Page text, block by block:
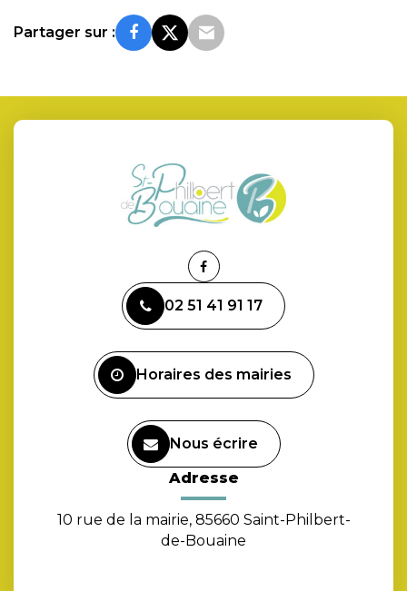
Partager sur :
Lien
le
compte
02 51 41 91 17
Horaires des mairies
Nous écrire
Adresse
10 rue de la mairie, 85660 Saint-Philbert-
de-Bouaine